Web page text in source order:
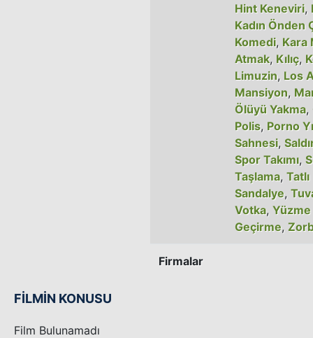
Hint Keneviri,
Kadın Önden
Komedi, Kara
Atmak, Kılıç,
Limuzin, Los
Mansiyon,
Ölüyü Yakma,
Polis, Porno
Sahnesi,
Spor Takımı,
Taşlama, Tatlı
Sandalye,
Votka,
Geçirme,
Firmalar
FİLMİN KONUSU
Film Bulunamadı